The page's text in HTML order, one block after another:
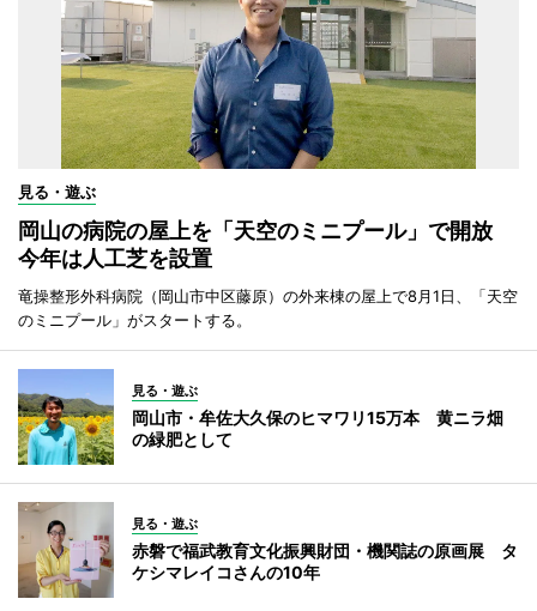
見る・遊ぶ
岡山の病院の屋上を「天空のミニプール」で開放
今年は人工芝を設置
竜操整形外科病院（岡山市中区藤原）の外来棟の屋上で8月1日、「天空
のミニプール」がスタートする。
見る・遊ぶ
岡山市・牟佐大久保のヒマワリ15万本 黄ニラ畑
の緑肥として
見る・遊ぶ
赤磐で福武教育文化振興財団・機関誌の原画展 タ
ケシマレイコさんの10年